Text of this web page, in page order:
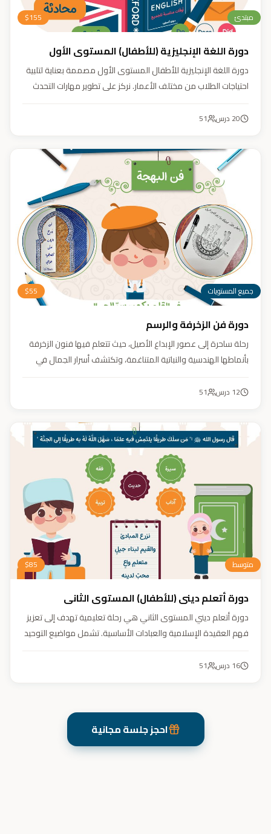
مبتدئ $155
دورة اللغة الإنجليزية (للأطفال) المستوى الأول
دورة اللغة الإنجليزية للأطفال المستوى الأول مصممة بعناية لتلبية
احتياجات الطلاب من مختلف الأعمار. نركز على تطوير مهارات التحدث
تفاعلية وأسلوب تعليمي ممتع وفعّال.
20 درس 51
جميع المستويات $55
دورة فن الزخرفة والرسم
رحلة ساحرة إلى عصور الإبداع الأصيل، حيث تتعلم فيها فنون الزخرفة
بأنماطها الهندسية والنباتية المتناغمة، وتكتشف أسرار الجمال في
الأنظار برقيّها وتوازنها، لتبدع أعمالًا فنية تعكس عبق التراث وسحر
12 درس 51
متوسط $85
دورة أتعلم ديني (للأطفال) المستوى الثاني
دورة أتعلم ديني المستوى الثاني هي رحلة تعليمية تهدف إلى تعزيز
فهم العقيدة الإسلامية والعبادات الأساسية. تشمل مواضيع التوحيد
وتربية أبنائنا تربية إيمانية وأخلاقية وعلمية ونفسية واجتماعية.
16 درس 51
احجز جلسة مجانية